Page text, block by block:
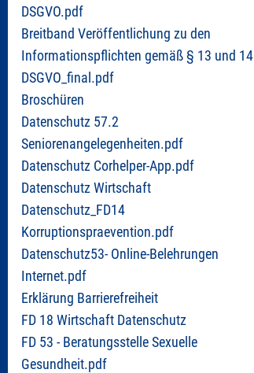
DSGVO.pdf
Breitband Veröffentlichung zu den
Informationspflichten gemäß § 13 und 14
DSGVO_final.pdf
Broschüren
Datenschutz 57.2
Seniorenangelegenheiten.pdf
Datenschutz Corhelper-App.pdf
Datenschutz Wirtschaft
Datenschutz_FD14
Korruptionspraevention.pdf
Datenschutz53- Online-Belehrungen
Internet.pdf
Erklärung Barrierefreiheit
FD 18 Wirtschaft Datenschutz
FD 53 - Beratungsstelle Sexuelle
Gesundheit.pdf